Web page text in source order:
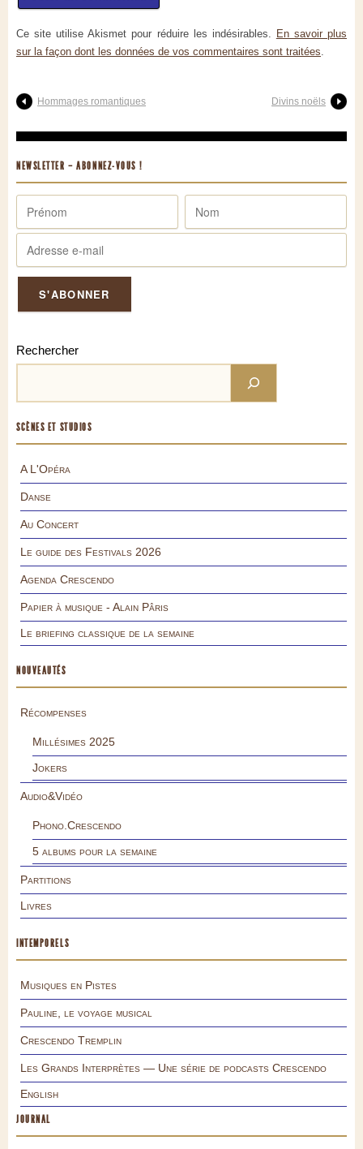
Ce site utilise Akismet pour réduire les indésirables. En savoir plus
sur la façon dont les données de vos commentaires sont traitées
Hommages romantiques Divins noëls
NEWSLETTER – ABONNEZ-VOUS !
Rechercher
SCÈNES ET STUDIOS
A L'Opéra
Danse
Au Concert
Le guide des Festivals 2026
Agenda Crescendo
Papier à musique - Alain Pâris
Le briefing classique de la semaine
NOUVEAUTÉS
Récompenses
Millésimes 2025
Jokers
Audio&Vidéo
Phono.Crescendo
5 albums pour la semaine
Partitions
Livres
INTEMPORELS
Musiques en Pistes
Pauline, le voyage musical
Crescendo Tremplin
Les Grands Interprètes — Une série de podcasts Crescendo
English
JOURNAL